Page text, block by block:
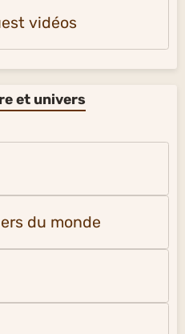
vidéos
et univers
du monde